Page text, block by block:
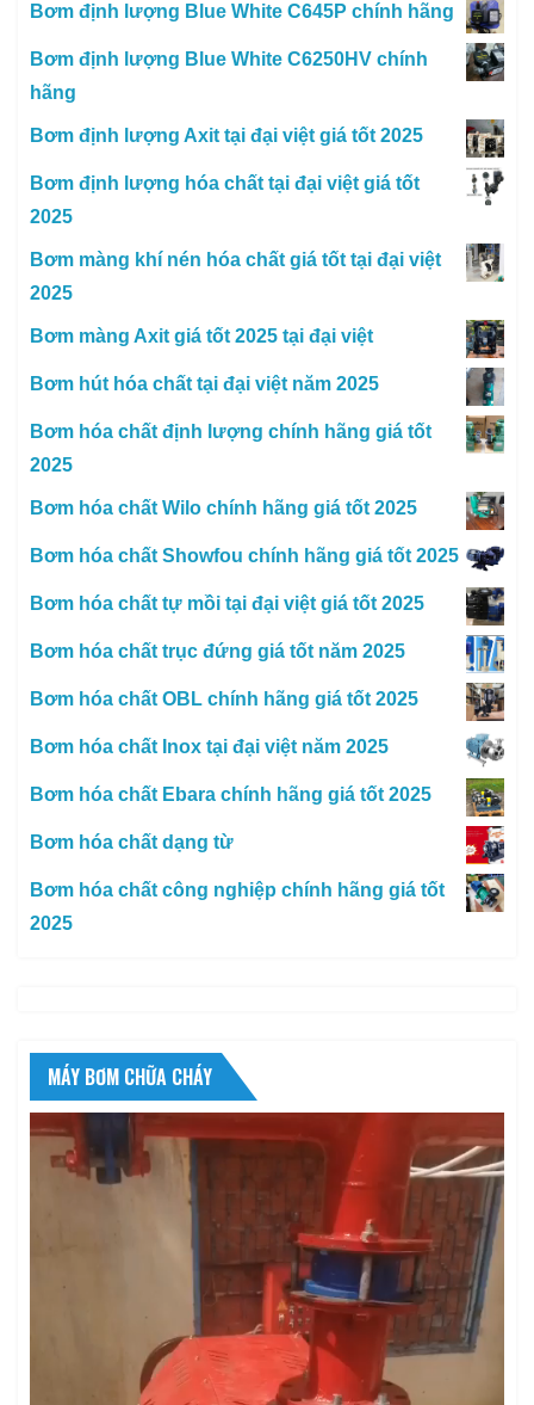
Bơm định lượng Blue White C645P chính hãng
Bơm định lượng Blue White C6250HV chính
hãng
Bơm định lượng Axit tại đại việt giá tốt 2025
Bơm định lượng hóa chất tại đại việt giá tốt
2025
Bơm màng khí nén hóa chất giá tốt tại đại việt
2025
Bơm màng Axit giá tốt 2025 tại đại việt
Bơm hút hóa chất tại đại việt năm 2025
Bơm hóa chất định lượng chính hãng giá tốt
2025
Bơm hóa chất Wilo chính hãng giá tốt 2025
Bơm hóa chất Showfou chính hãng giá tốt 2025
Bơm hóa chất tự mồi tại đại việt giá tốt 2025
Bơm hóa chất trục đứng giá tốt năm 2025
Bơm hóa chất OBL chính hãng giá tốt 2025
Bơm hóa chất Inox tại đại việt năm 2025
Bơm hóa chất Ebara chính hãng giá tốt 2025
Bơm hóa chất dạng từ
Bơm hóa chất công nghiệp chính hãng giá tốt
2025
MÁY BƠM CHỮA CHÁY
Trình
chơi